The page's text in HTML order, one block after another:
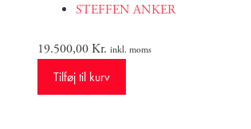
STEFFEN ANKER
19.500,00Kr. inkl. moms
Tilføj til kurv